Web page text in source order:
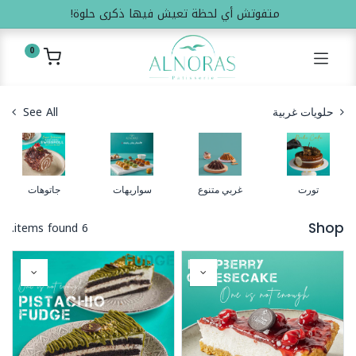
متفوتش أي لحظة تعيش فيها ذكرى حلوة!
0
حلويات غربية See All
تورت غربي متنوع سواريهات جاتوهات
Shop
6 items found.